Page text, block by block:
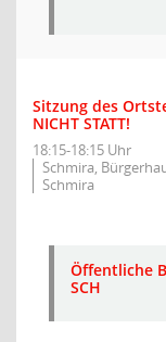
Sitzung des
NICHT STATT!
18:15-18:15 Uhr
Schmira,
Schmira
Öffentliche
SCH